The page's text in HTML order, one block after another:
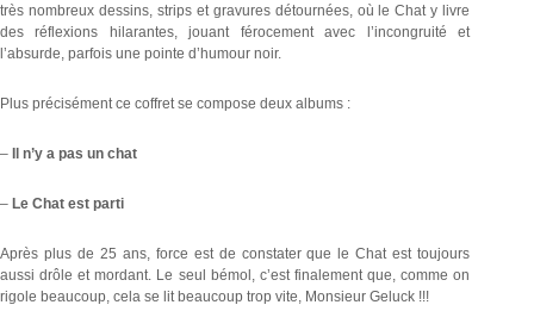
très nombreux dessins, strips et gravures détournées, où le Chat y livre
des réflexions hilarantes, jouant férocement avec l’incongruité et
l’absurde, parfois une pointe d’humour noir.
Plus précisément ce coffret se compose deux albums :
– Il n’y a pas un chat
– Le Chat est parti
Après plus de 25 ans, force est de constater que le Chat est toujours
aussi drôle et mordant. Le seul bémol, c’est finalement que, comme on
rigole beaucoup, cela se lit beaucoup trop vite, Monsieur Geluck !!!